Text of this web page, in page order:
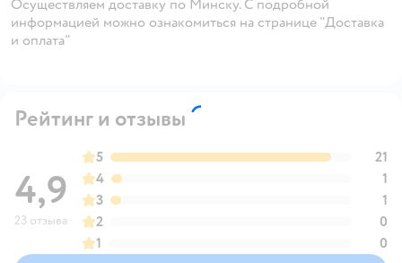
Осуществляем доставку по Минску. С подробной
информацией можно ознакомиться на странице "Доставка
и оплата"
Рейтинг и отзывы
4,9
23 отзыва
5
21
4
1
3
1
2
0
1
0